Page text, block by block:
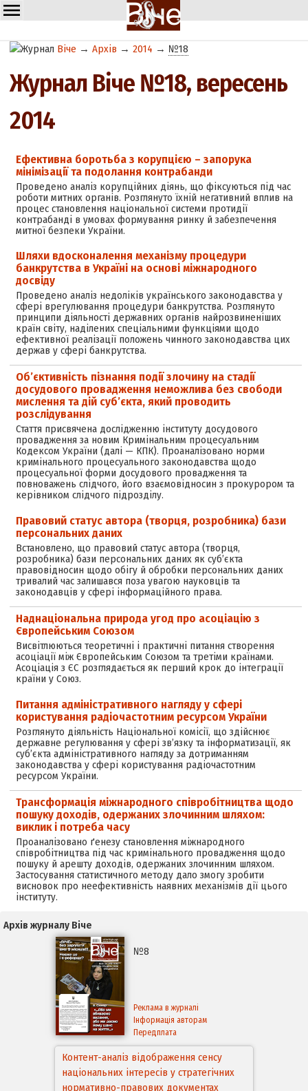
Віче →Архів →2014 → №18
Журнал Віче №18, вересень
2014
Ефективна боротьба з корупцією – запорука
мінімізації та подолання контрабанди
Проведено аналіз корупційних діянь, що фіксуються під час
роботи митних органів. Розглянуто їхній негативний вплив на
процес становлення національної системи протидії
контрабанді в умовах формування ринку й забезпечення
митної безпеки України.
Шляхи вдосконалення механізму процедури
банкрутства в Україні на основі міжнародного
досвіду
Проведено аналіз недоліків українського законодавства у
сфері врегулювання процедури банкрутства. Розглянуто
принципи діяльності державних органів найрозвиненіших
країн світу, наділених спеціальними функціями щодо
ефективної реалізації положень чинного законодавства цих
держав у сфері банкрутства.
Об’єктивність пізнання події злочину на стадії
досудового провадження неможлива без свободи
мислення та дій суб’єкта, який проводить
розслідування
Стаття присвячена дослідженню інституту досудового
провадження за новим Кримінальним процесуальним
Кодексом України (далі — КПК). Проаналізовано норми
кримінального процесуального законодавства щодо
процесуальної форми досудового провадження та
повноважень слідчого, його взаємовідносин з прокурором та
керівником слідчого підрозділу.
Правовий статус автора (творця, розробника) бази
персональних даних
Встановлено, що правовий статус автора (творця,
розробника) бази персональних даних як суб’єкта
правовідносин щодо обігу й обробки персональних даних
тривалий час залишався поза увагою науковців та
законодавців у сфері інформаційного права.
Наднаціональна природа угод про асоціацію з
Європейським Союзом
Висвітлюються теоретичні і практичні питання створення
асоціації між Європейським Союзом та третіми країнами.
Асоціація з ЄС розглядається як перший крок до інтеграції
країни у Союз.
Питання адміністративного нагляду у сфері
користування радіочастотним ресурсом України
Розглянуто діяльність Національної комісії, що здійснює
державне регулювання у сфері зв’язку та інформатизації, як
суб’єкта адміністративного нагляду за дотриманням
законодавства у сфері користування радіочастотним
ресурсом України.
Трансформація міжнародного співробітництва щодо
пошуку доходів, одержаних злочинним шляхом:
виклик і потреба часу
Проаналізовано ґенезу становлення міжнародного
співробітництва під час кримінального провадження щодо
пошуку й арешту доходів, одержаних злочинним шляхом.
Застосування статистичного методу дало змогу зробити
висновок про неефективність наявних механізмів дії цього
інституту.
Архів журналу Віче
№8
Реклама в журналі
Інформація авторам
Передплата
Контент-аналіз відображення сенсу
національних інтересів у стратегічних
нормативно-правових документах